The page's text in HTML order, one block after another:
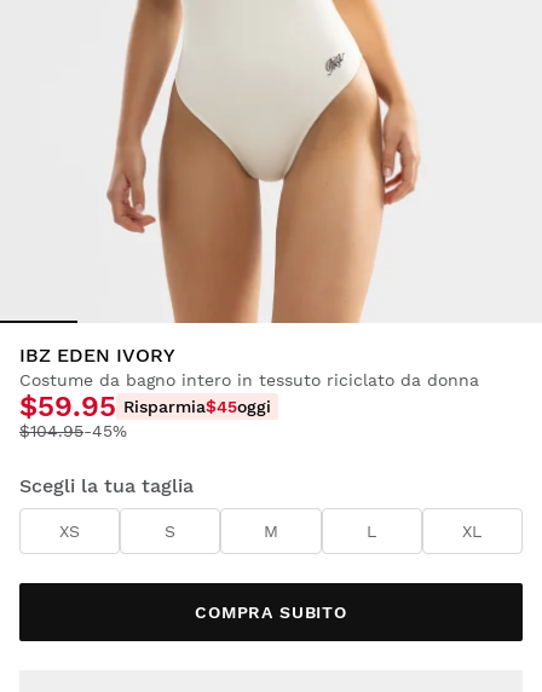
IBZ EDEN IVORY
Costume da bagno intero in tessuto riciclato da donna
$59.95 Risparmia$45oggi
$104.95-45%
Scegli la tua taglia
XS S M L XL
COMPRA SUBITO